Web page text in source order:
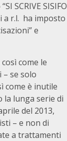
SCRIVE SISIFO
a r.l. ha imposto
e
come le
se solo
come è inutile
la lunga serie di
del 2013,
– e non di
a trattamenti